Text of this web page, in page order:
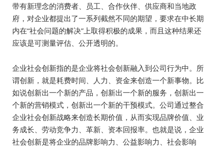
带有新理念的消费者、员工、合作伙伴、供应商和当地政
府，对企业都提出了一系列截然不同的期望，要求在中长期
内在“社会问题的解决”上取得积极的成果，而且这种结果还
应该是可测量评估、公开透明的。
企业社会创新指的是企业将社会创新融入到公司行为中。所
谓创新，就是耗费时间、人力、资金来创造一个新事物。比
如说创新出一个新的产品，创新出一个新的服务，创新出一
个新的营销模式，创新出一个新的干预模式。公司通过整合
企业社会创新战略来创造长期价值，从而实现品牌价值、业
务成长、劳动竞争力、革新、资本回报率。也就是说，企业
社会创新是将企业的品牌影响力、公益影响力、社会影响